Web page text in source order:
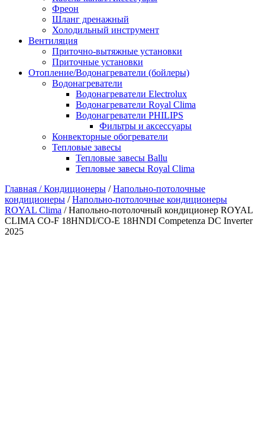
Фреон
Шланг дренажный
Холодильный инструмент
Вентиляция
Приточно-вытяжные установки
Приточные установки
Отопление/Водонагреватели (бойлеры)
Водонагреватели
Водонагреватели Electrolux
Водонагреватели Royal Clima
Водонагреватели PHILIPS
Фильтры и аксессуары
Конвекторные обогреватели
Тепловые завесы
Тепловые завесы Ballu
Тепловые завесы Royal Clima
Главная /Кондиционеры /Напольно-потолочные
кондиционеры /Напольно-потолочные кондиционеры
ROYAL Clima / Напольно-потолочный кондиционер ROYAL
CLIMA CO-F 18HNDI/CO-E 18HNDI Competenza DC Inverter
2025